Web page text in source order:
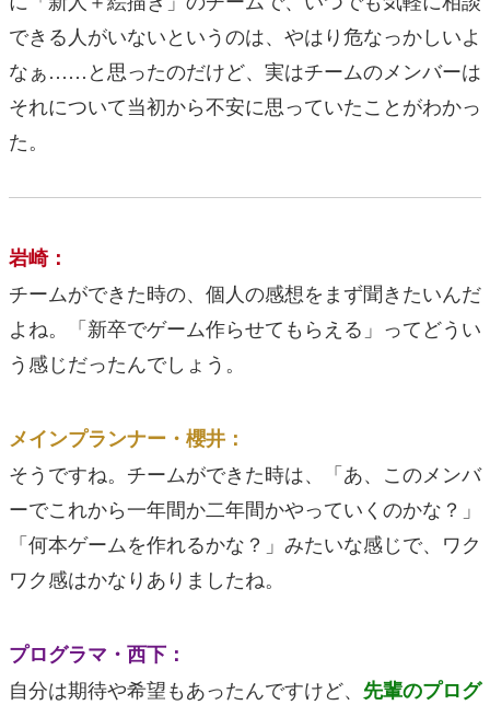
できる人がいないというのは、やはり危なっかしいよ
なぁ……と思ったのだけど、実はチームのメンバーは
それについて当初から不安に思っていたことがわかっ
た。
岩崎：
チームができた時の、個人の感想をまず聞きたいんだ
よね。「新卒でゲーム作らせてもらえる」ってどうい
う感じだったんでしょう。
メインプランナー・櫻井：
そうですね。チームができた時は、「あ、このメンバ
ーでこれから一年間か二年間かやっていくのかな？」
「何本ゲームを作れるかな？」みたいな感じで、ワク
ワク感はかなりありましたね。
プログラマ・西下：
自分は期待や希望もあったんですけど、 先輩のプログ